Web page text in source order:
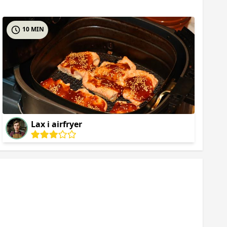
Lax i airfryer
10 MIN